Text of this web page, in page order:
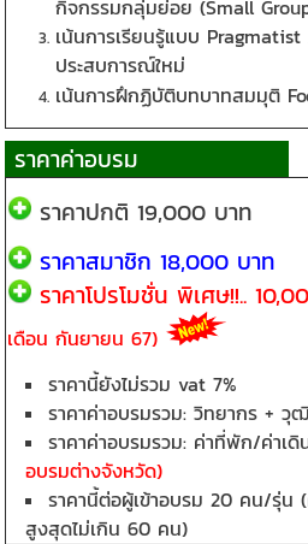
กิจกรรมกลุ่มย่อย (Small
เน้นการเรียนรู้แบบ
ประสบการณ์ใหม่
เน้นการฝึกฏิบัติบทบาทสมมุติ
ราคาค่าอบรม
ราคาปกติ 19,000 บาท
ราคาสมาชิก 18,000 บาท
ราคาโปรโมชั่น พิเศษ!!..
เดือน กันยายน 67)
ราคานี้ยังไม่รวม vat 7%
ราคาค่าอบรมรวม: วิทยากร + วุ
ราคาค่าอบรมรวม: ค่าที่พัก/ค่าเ
อบรมต่างจังหวัด)
ราคานี้ต่อผู้เข้าอบรม 20 คน/รุ่น (
สูงสุดไม่เกิน 60 คน)